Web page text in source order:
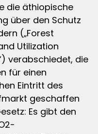
die äthiopische
über den Schutz
(„Forest
Utilization
verabschiedet, die
für einen
Eintritt des
geschaffen
Es gibt den